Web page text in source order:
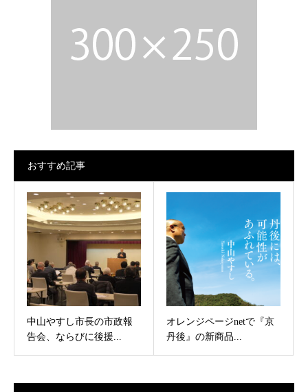
おすすめ記事
中山やすし市長の市政報
告会、ならびに後援...
オレンジページnetで『京
丹後』の新商品...